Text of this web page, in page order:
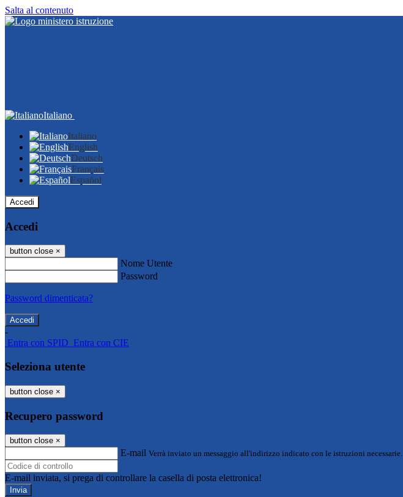
Salta al contenuto
Italiano
Italiano
English
Deutsch
Français
Español
Accedi
Accedi
button close ×
Nome Utente
Password
Password dimenticata?
-
Entra con SPID Entra con CIE
Seleziona utente
button close ×
Recupero password
button close ×
E-mail Verrà inviato un messaggio all'indirizzo indicato con le istruzioni necessarie.
E-mail inviata, si prega di controllare la casella di posta elettronica!